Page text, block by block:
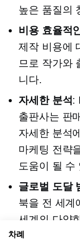
높은 품질의
비용 효율적
제작 비용에
므로 작가와
니다.
자세한 분석:
출판사는 판
자세한 분석
마케팅 전략
도움이 될 수
글로벌 도달
북을 전 세계
세계의 다양
니다.
차례